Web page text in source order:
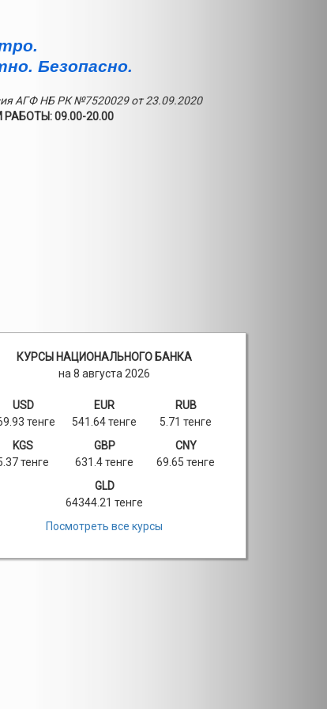
Безопасно.
АГФ НБ РК №7520029 от 23.09.2020
09.00-20.00
КУРСЫ НАЦИОНАЛЬНОГО БАНКА
на 8 августа 2026
USD
тенге
EUR
541.64 тенге
RUB
5.71 тенге
KGS
тенге
GBP
631.4 тенге
CNY
69.65 тенге
GLD
64344.21 тенге
Посмотреть все курсы